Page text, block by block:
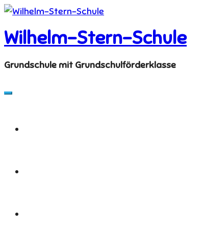
Skip
content
Wilhelm-Stern-Schule
Grundschule mit Grundschulförderklasse